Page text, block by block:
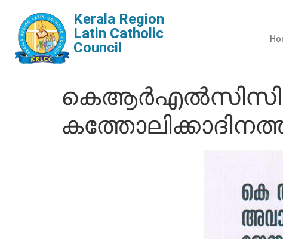
Kerala Region
Latin Catholic
Council
കെആര്‍എല്‍സിസി